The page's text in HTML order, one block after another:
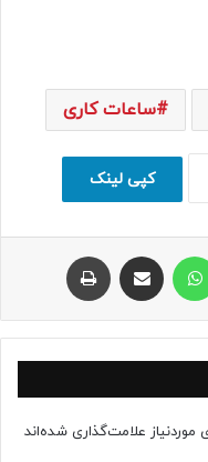
ساعات کاری
کپی لینک
واتس آپ اشتراک با ایمیل
علامت‌گذاری شده‌اند